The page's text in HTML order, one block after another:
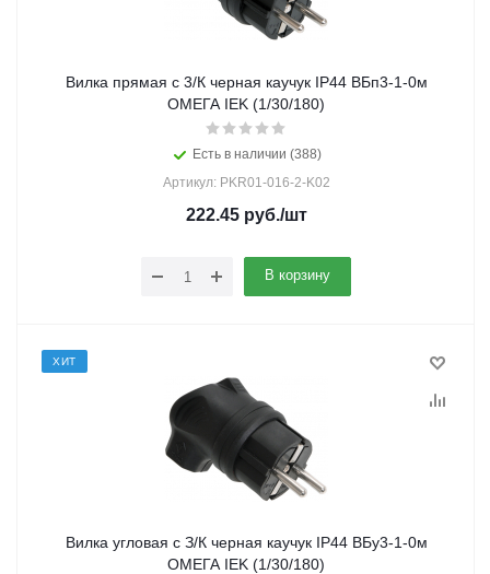
Вилка прямая с 3/К черная каучук IP44 ВБп3-1-0м
ОМЕГА IEK (1/30/180)
Есть в наличии (388)
Артикул: PKR01-016-2-K02
222.45руб./шт
В корзину
ХИТ
Вилка угловая с З/К черная каучук IP44 ВБу3-1-0м
ОМЕГА IEK (1/30/180)